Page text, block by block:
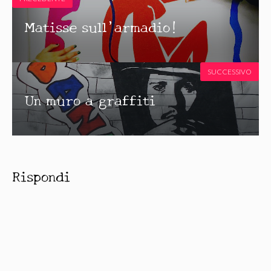
Matisse sull’armadio!
Un muro a graffiti
SUCCESSIVO
Rispondi